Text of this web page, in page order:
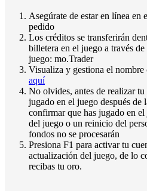
Asegúrate de estar en línea en
pedido
Los créditos se transferirán
billetera en el juego a través
juego: mo.Trader
Visualiza y gestiona el
aquí
No olvides, antes de realizar
jugado en el juego después
confirmar que has jugado en
del juego o un reinicio del
fondos no se procesarán
Presiona F1 para activar tu
actualización del juego, de lo
recibas tu oro.